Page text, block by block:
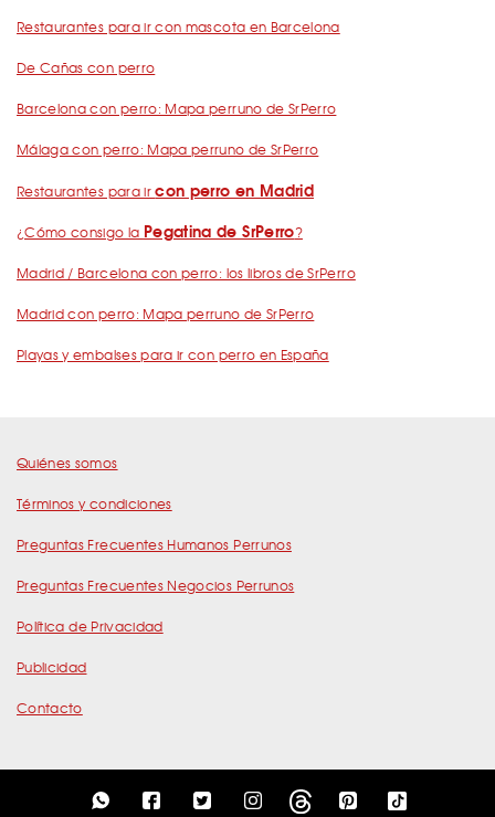
Restaurantes para ir con mascota en Barcelona
De Cañas con perro
Barcelona con perro: Mapa perruno de SrPerro
Málaga con perro: Mapa perruno de SrPerro
Restaurantes para ircon perro en Madrid
¿Cómo consigo la Pegatina de SrPerro?
Madrid / Barcelona con perro: los libros de SrPerro
Madrid con perro: Mapa perruno de SrPerro
Playas y embalses para ir con perro en España
Quiénes somos
Términos y condiciones
Preguntas Frecuentes Humanos Perrunos
Preguntas Frecuentes Negocios Perrunos
Política de Privacidad
Publicidad
Contacto